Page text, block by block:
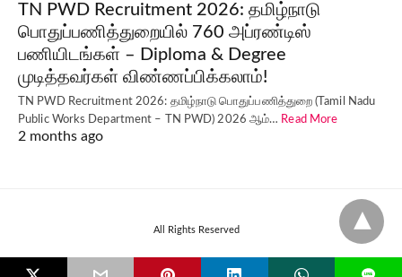
TN PWD Recruitment 2026: தமிழ்நாடு
பொதுப்பணித்துறையில் 760 அப்ரண்டிஸ்
பணியிடங்கள் – Diploma & Degree
முடித்தவர்கள் விண்ணப்பிக்கலாம்!
TN PWD Recruitment 2026: தமிழ்நாடு பொதுப்பணித்துறை (Tamil Nadu
Public Works Department – TN PWD) 2026 ஆம்… Read More
2 months ago
All Rights Reserved